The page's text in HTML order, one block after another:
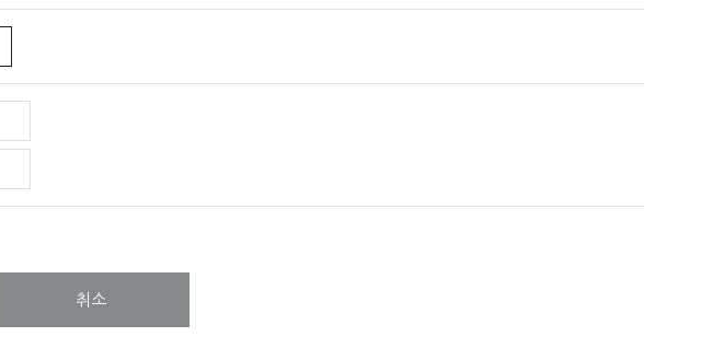
통해 운영자에게 재가입을 요청하면 됩니다.
기간을 정하여 서비스 이용을 중지할 수 있습니다.
다.
경우
또는 제공하지 않습니다. 또한 잘못된 개인정보를 제3자 에게 이미 제공한 경우에는 정정 처리
취소